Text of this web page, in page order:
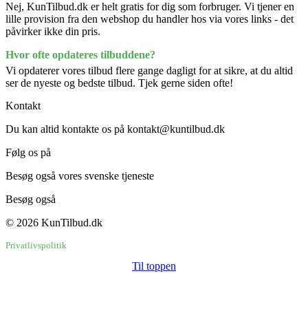
Nej, KunTilbud.dk er helt gratis for dig som forbruger. Vi tjener en
lille provision fra den webshop du handler hos via vores links - det
påvirker ikke din pris.
Hvor ofte opdateres tilbuddene?
Vi opdaterer vores tilbud flere gange dagligt for at sikre, at du altid
ser de nyeste og bedste tilbud. Tjek gerne siden ofte!
Kontakt
Du kan altid kontakte os på kontakt@kuntilbud.dk
Følg os på
Besøg også vores svenske tjeneste
Besøg også
© 2026 KunTilbud.dk
Privatlivspolitik
Til toppen